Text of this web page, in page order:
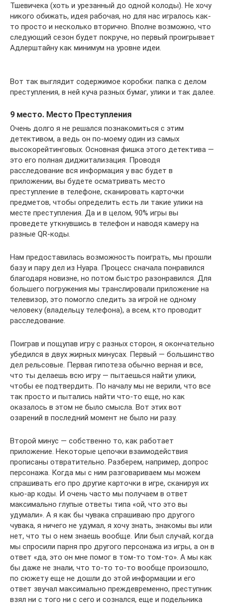
Тшевичека (хоть и урезанный до одной колоды). Не хочу
никого обижать, идея рабочая, но для нас игралось как-
то просто и несколько вторично. Вполне возможно, что
следующий сезон будет покруче, но первый проигрывает
Адлерштайну как минимум на уровне идеи.
Вот так выглядит содержимое коробки: папка с делом
преступления, в ней куча разных бумаг, улики и так далее.
9 место. Место Преступления
Очень долго я не решался познакомиться с этим
детективом, а ведь он по-моему один из самых
высокорейтинговых. Основная фишка этого детектива —
это его полная диджитализация. Проводя
расследование вся информация у вас будет в
приложении, вы будете осматривать место
преступление в телефоне, сканировать карточки
предметов, чтобы определить есть ли такие улики на
месте преступления. Да и в целом, 90% игры вы
проведете уткнувшись в телефон и наводя камеру на
разные QR-коды.
Нам предоставилась возможность поиграть, мы прошли
базу и пару дел из Нуара. Процесс сначала понравился
благодаря новизне, но потом быстро разонравился. Для
большего погружения мы транслировали приложение на
телевизор, это помогло следить за игрой не одному
человеку (владельцу телефона), а всем, кто проводит
расследование.
Поиграв и пощупав игру с разных сторон, я окончательно
убедился в двух жирных минусах. Первый — большинство
дел рельсовые. Первая гипотеза обычно верная и все,
что ты делаешь всю игру — пытаешься найти улики,
чтобы ее подтвердить. По началу мы не верили, что все
так просто и пытались найти что-то еще, но как
оказалось в этом не было смысла. Вот этих вот
озарений в последний момент не было ни разу.
Второй минус — собственно то, как работает
приложение. Некоторые цепочки взаимодействия
прописаны отвратительно. Разберем, например, допрос
персонажа. Когда мы с ним разговариваем мы можем
спрашивать его про другие карточки в игре, сканируя их
кью-ар коды. И очень часто мы получаем в ответ
максимально глупые ответы типа «ой, что это вы
удумали». А я как бы чувака спрашиваю про другого
чувака, я ничего не удумал, я хочу знать, знакомы вы или
нет, что ты о нем знаешь вообще. Или был случай, когда
мы спросили парня про другого персонажа из игры, а он в
ответ «да, это он мне помог в том-то том-то». А мы как
бы даже не знали, что то-то то-то вообще произошло,
по сюжету еще не дошли до этой информации и его
ответ звучал максимально преждевременно, преступник
взял ни с того ни с сего и сознался, еще и подельника